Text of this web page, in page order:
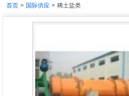
首页 > 国际供应 > 稀土盐类